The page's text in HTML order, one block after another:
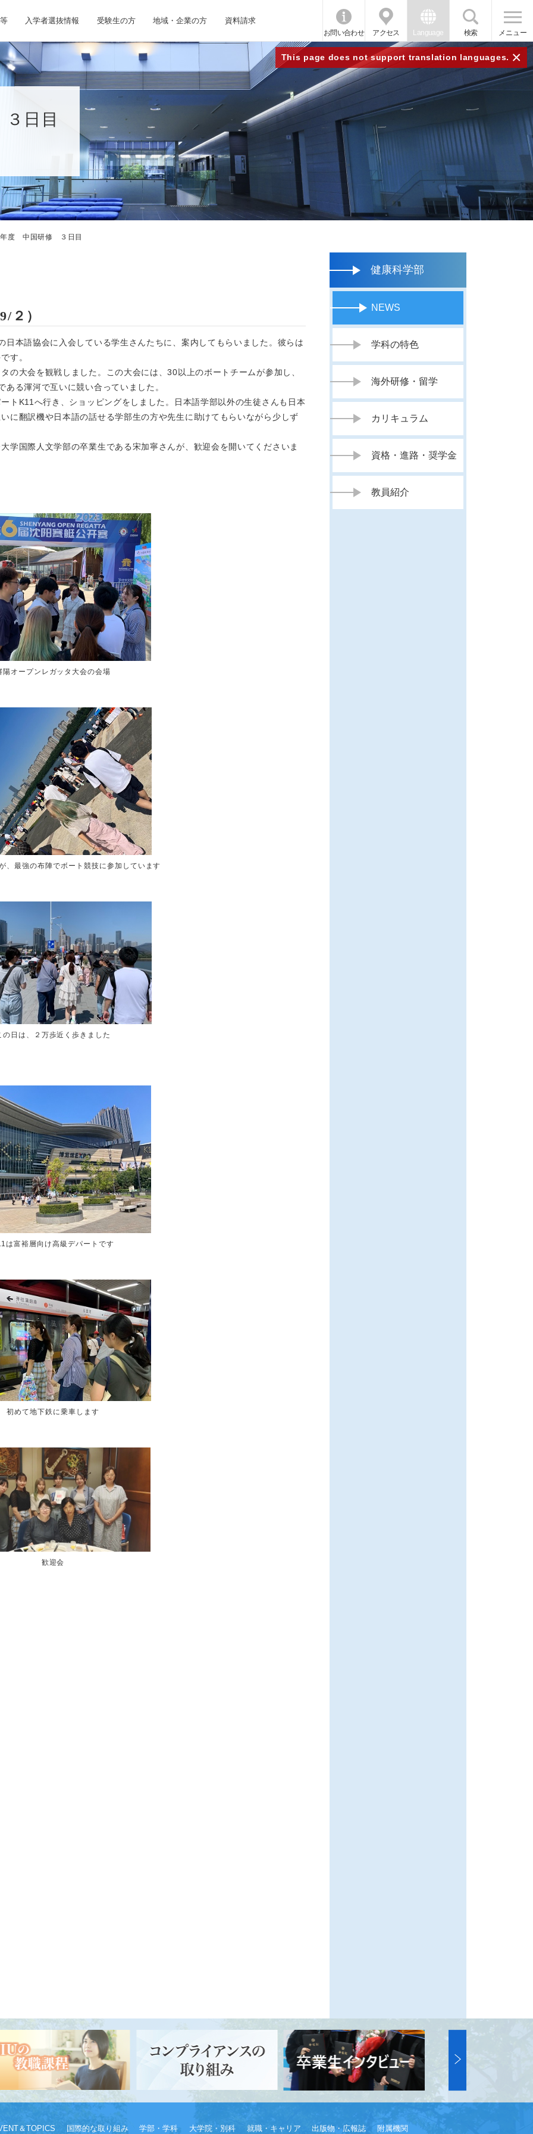
入学者選抜情報 受験生の方 地域・企業の方 資料請求
お問い合わせ アクセス Language 検索 メニュー
This page does not support translation languages. ×
日目
度 中国研修 ３日目
２）
本語協会に入会している学生さんたちに、案内してもらいました。彼らは
す。
大会を観戦しました。この大会には、30以上のボートチームが参加し、
る渾河で互いに競い合っていました。
K11へ行き、ショッピングをしました。日本語学部以外の生徒さんも日本
に翻訳機や日本語の話せる学部生の方や先生に助けてもらいながら少しず
国際人文学部の卒業生である宋加寧さんが、歓迎会を開いてくださいま
陽オープンレガッタ大会の会場
、最強の布陣でボート競技に参加しています
の日は、２万歩近く歩きました
は富裕層向け高級デパートです
初めて地下鉄に乗車します
歓迎会
健康科学部
NEWS
学科の特色
海外研修・留学
カリキュラム
資格・進路・奨学金
教員紹介
＆TOPICS 国際的な取り組み 学部・学科 大学院・別科 就職・キャリア 出版物・広報誌 附属機関